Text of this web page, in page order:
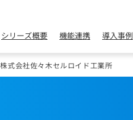
シリーズ概要 機能連携 導入事例
式会社佐々木セルロイド工業所